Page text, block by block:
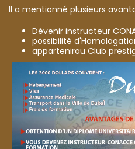
Il a mentionné plusieurs
Dévenir instructeur
possibilité
appartenirau Club